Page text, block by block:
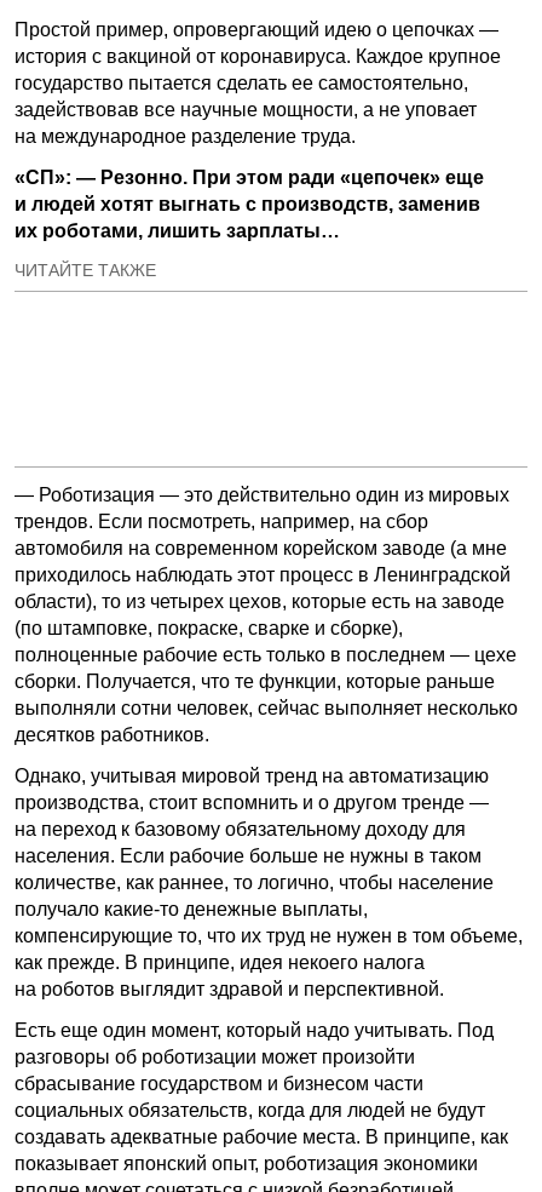
Простой пример, опровергающий идею о цепочках —
история с вакциной от коронавируса. Каждое крупное
государство пытается сделать ее самостоятельно,
задействовав все научные мощности, а не уповает
на международное разделение труда.
«СП»: — Резонно. При этом ради «цепочек» еще
и людей хотят выгнать с производств, заменив
их роботами, лишить зарплаты…
ЧИТАЙТЕ ТАКЖЕ
— Роботизация — это действительно один из мировых
трендов. Если посмотреть, например, на сбор
автомобиля на современном корейском заводе (а мне
приходилось наблюдать этот процесс в Ленинградской
области), то из четырех цехов, которые есть на заводе
(по штамповке, покраске, сварке и сборке),
полноценные рабочие есть только в последнем — цехе
сборки. Получается, что те функции, которые раньше
выполняли сотни человек, сейчас выполняет несколько
десятков работников.
Однако, учитывая мировой тренд на автоматизацию
производства, стоит вспомнить и о другом тренде —
на переход к базовому обязательному доходу для
населения. Если рабочие больше не нужны в таком
количестве, как раннее, то логично, чтобы население
получало какие-то денежные выплаты,
компенсирующие то, что их труд не нужен в том объеме,
как прежде. В принципе, идея некоего налога
на роботов выглядит здравой и перспективной.
Есть еще один момент, который надо учитывать. Под
разговоры об роботизации может произойти
сбрасывание государством и бизнесом части
социальных обязательств, когда для людей не будут
создавать адекватные рабочие места. В принципе, как
показывает японский опыт, роботизация экономики